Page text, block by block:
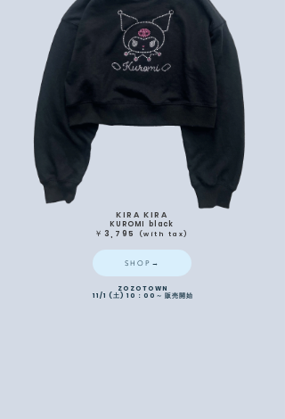
KIRA KIRA
KUROMI black
￥3,795 (with tax)
SHOP→
ZOZOTOWN
11/1 (土) 10：00～ 販売開始